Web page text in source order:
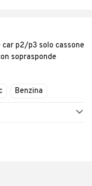
car p2/p3 solo cassone
soprasponde
Benzina